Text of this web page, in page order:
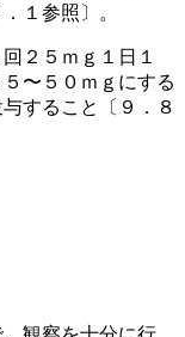
１参照〕。
２５ｍｇ１日１
〜５０ｍｇにする
すること〔９．８